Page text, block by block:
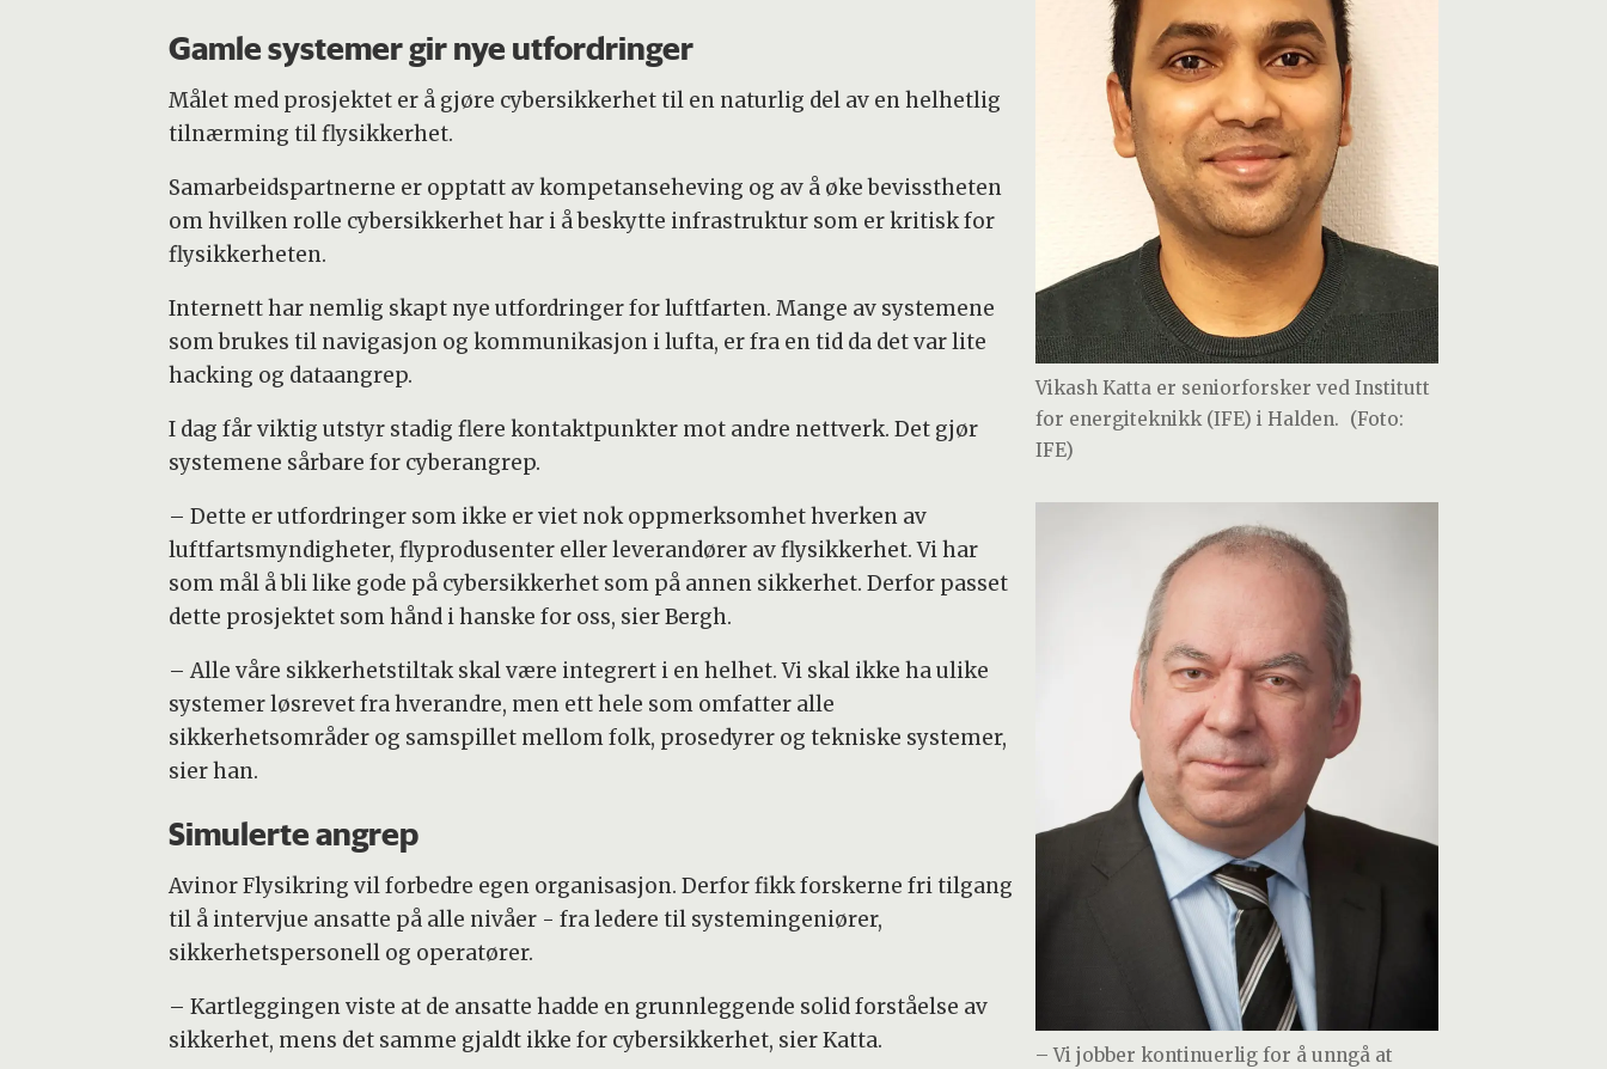
Vikash Katta er seniorforsker ved Institutt
for energiteknikk (IFE) i Halden. (Foto:
IFE)
– Vi jobber kontinuerlig for å unngå at
Gamle systemer gir nye utfordringer
Målet med prosjektet er å gjøre cybersikkerhet til en naturlig del av en helhetlig
tilnærming til flysikkerhet.
Samarbeidspartnerne er opptatt av kompetanseheving og av å øke bevisstheten
om hvilken rolle cybersikkerhet har i å beskytte infrastruktur som er kritisk for
flysikkerheten.
Internett har nemlig skapt nye utfordringer for luftfarten. Mange av systemene
som brukes til navigasjon og kommunikasjon i lufta, er fra en tid da det var lite
hacking og dataangrep.
I dag får viktig utstyr stadig flere kontaktpunkter mot andre nettverk. Det gjør
systemene sårbare for cyberangrep.
– Dette er utfordringer som ikke er viet nok oppmerksomhet hverken av
luftfartsmyndigheter, flyprodusenter eller leverandører av flysikkerhet. Vi har
som mål å bli like gode på cybersikkerhet som på annen sikkerhet. Derfor passet
dette prosjektet som hånd i hanske for oss, sier Bergh.
– Alle våre sikkerhetstiltak skal være integrert i en helhet. Vi skal ikke ha ulike
systemer løsrevet fra hverandre, men ett hele som omfatter alle
sikkerhetsområder og samspillet mellom folk, prosedyrer og tekniske systemer,
sier han.
Simulerte angrep
Avinor Flysikring vil forbedre egen organisasjon. Derfor fikk forskerne fri tilgang
til å intervjue ansatte på alle nivåer - fra ledere til systemingeniører,
sikkerhetspersonell og operatører.
– Kartleggingen viste at de ansatte hadde en grunnleggende solid forståelse av
sikkerhet, mens det samme gjaldt ikke for cybersikkerhet, sier Katta.